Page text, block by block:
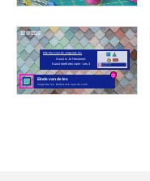
klik hier voor de volgende les
Kunst & Je Hersenen:
Kunst heeft een vorm - Les 3
Einde van de les
Volgende les: Onderzoek naar de vorm.